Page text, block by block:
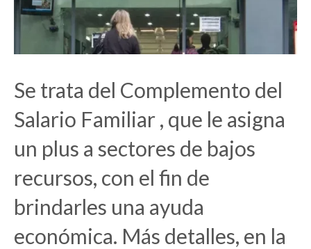
Se trata del Complemento del
Salario Familiar , que le asigna
un plus a sectores de bajos
recursos, con el fin de
brindarles una ayuda
económica. Más detalles, en la